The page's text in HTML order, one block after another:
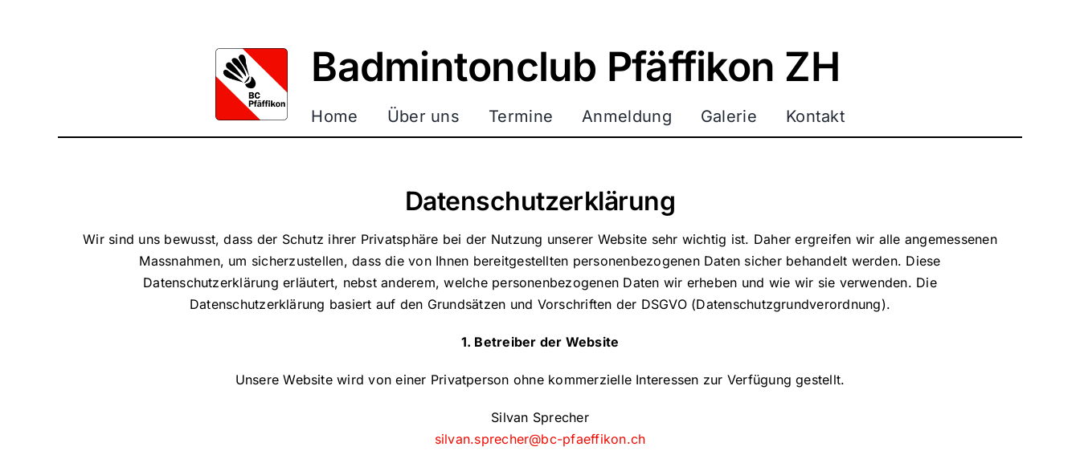
Badmintonclub Pfäffikon ZH
Home Über uns Termine Anmeldung Galerie Kontakt
Datenschutzerklärung
Wir sind uns bewusst, dass der Schutz ihrer Privatsphäre bei der Nutzung unserer Website sehr wichtig ist. Daher ergreifen wir alle angemessenen
Massnahmen, um sicherzustellen, dass die von Ihnen bereitgestellten personenbezogenen Daten sicher behandelt werden. Diese
Datenschutzerklärung erläutert, nebst anderem, welche personenbezogenen Daten wir erheben und wie wir sie verwenden. Die
Datenschutzerklärung basiert auf den Grundsätzen und Vorschriften der DSGVO (Datenschutzgrundverordnung).
1. Betreiber der Website
Unsere Website wird von einer Privatperson ohne kommerzielle Interessen zur Verfügung gestellt.
Silvan Sprecher
silvan.sprecher@bc-pfaeffikon.ch